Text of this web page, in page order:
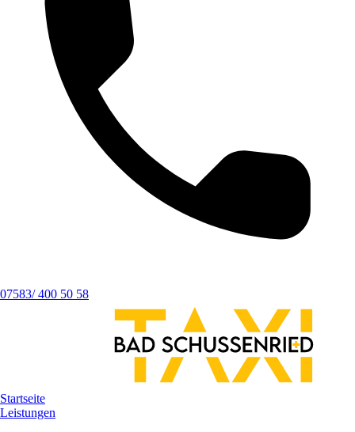
07583/ 400 50 58
Startseite
Leistungen